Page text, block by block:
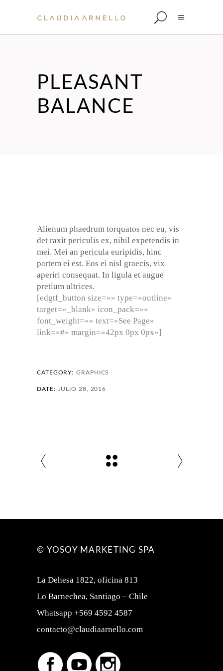
PLEASANT
BALANCE
Alienum phaedrum torquatos nec eu, vis
det raxit periculis ex, nihil expetendis in
mei. Mei an pericula euripidis, hinc
partem ei est. Eos ei nisl graecis, vix
aperiri consequat. In ligula et augue
pretium ultrices.
[edgtf_button size=»» type=»outline»
target=»_blank» icon_pack=»»
font_weight=»» text=»See Page»
link=»#» margin=»42px 0px 0px»]
CATEGORY: GRAPHICS
DATE: JULIO 28, 2016
© YOSOY MARKETING SPA
La Dehesa 1822, oficina 813
Lo Barnechea, Santiago – Chile
Whatsapp +569 4592 4587
contacto@claudiaarnello.com